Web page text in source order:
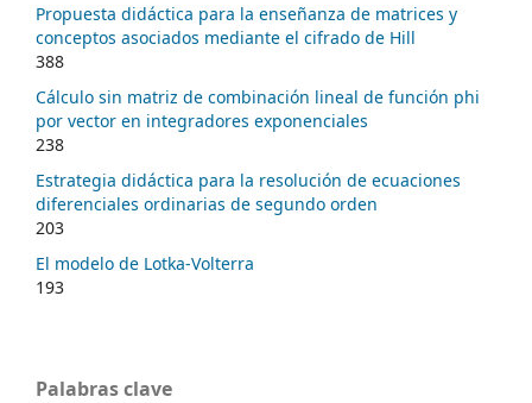
Propuesta didáctica para la enseñanza de matrices y
conceptos asociados mediante el cifrado de Hill
388
Cálculo sin matriz de combinación lineal de función phi
por vector en integradores exponenciales
238
Estrategia didáctica para la resolución de ecuaciones
diferenciales ordinarias de segundo orden
203
El modelo de Lotka-Volterra
193
Palabras clave